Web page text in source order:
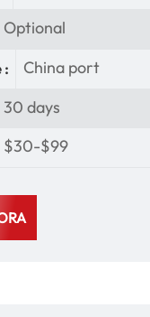
Optional
: China port
30 days
$30-$99